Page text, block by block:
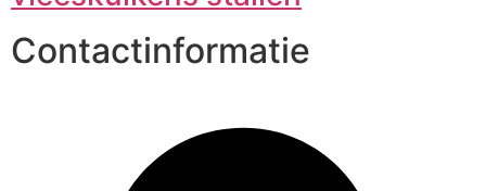
Contactinformatie